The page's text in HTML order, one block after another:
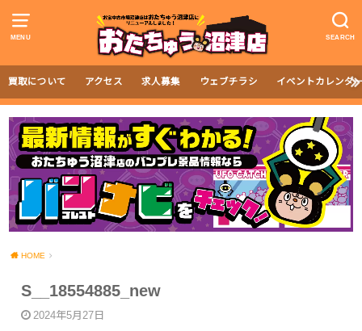
MENU SEARCH
買取について アクセス 求人募集 ウェブチラシ イベントカレンダ
HOME
S__18554885_new
2024年5月27日